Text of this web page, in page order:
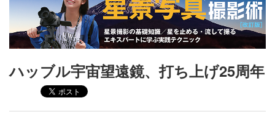
ハッブル宇宙望遠鏡、打ち上げ25周年